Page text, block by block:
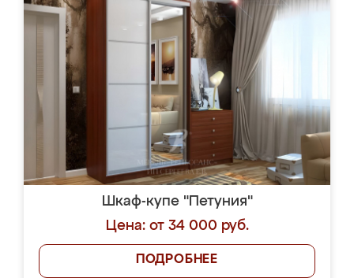
Шкаф-купе "Петуния"
Цена: от 34 000 руб.
ПОДРОБНЕЕ